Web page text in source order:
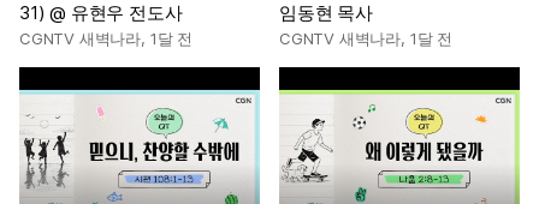
31) @ 유현우 전도사
CGNTV 새벽나라, 1달 전
임동현 목사
CGNTV 새벽나라, 1달 전